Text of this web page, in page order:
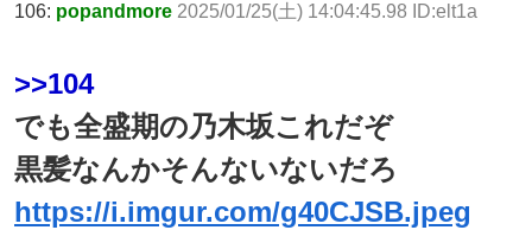
106: popandmore 2025/01/25(土) 14:04:45.98 ID:elt1a
>>104
でも全盛期の乃木坂これだぞ
黒髪なんかそんないないだろ
https://i.imgur.com/g40CJSB.jpeg